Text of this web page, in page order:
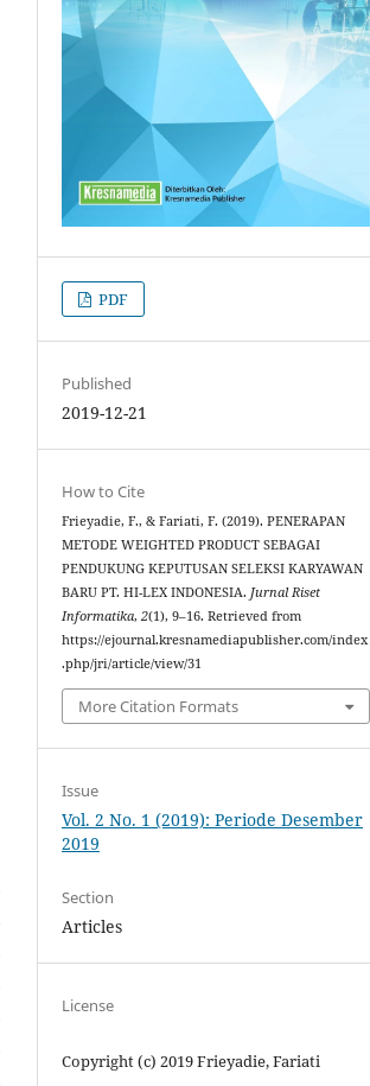
PDF
Published
2019-12-21
How to Cite
Frieyadie, F., & Fariati, F. (2019). PENERAPAN
METODE WEIGHTED PRODUCT SEBAGAI
PENDUKUNG KEPUTUSAN SELEKSI KARYAWAN
BARU PT. HI-LEX INDONESIA.Jurnal Riset
Informatika,2(1), 9–16. Retrieved from
https://ejournal.kresnamediapublisher.com/index
.php/jri/article/view/31
More Citation Formats
Issue
Vol. 2 No. 1 (2019): Periode Desember
2019
Section
Articles
License
Copyright (c) 2019 Frieyadie, Fariati